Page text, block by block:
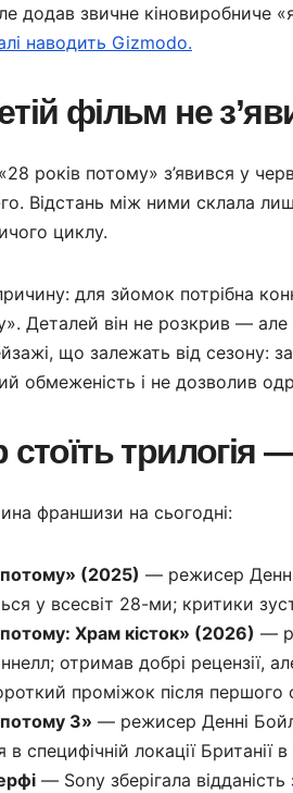
додав звичне кіновиробниче
наводить Gizmodo.
фільм не
років потому» з’явився у
Відстань між ними склала
циклу.
для зйомок потрібна
Деталей він не розкрив —
що залежать від сезону:
обмеженість і не дозволив
стоїть трилогія
франшизи на сьогодні:
потому» (2025) — режисер Денні
у всесвіт 28-ми; критики
Храм кісток» (2026) —
отримав добрі рецензії,
проміжок після першого
3» — режисер Денні
в специфічній локації
— Sony зберігала